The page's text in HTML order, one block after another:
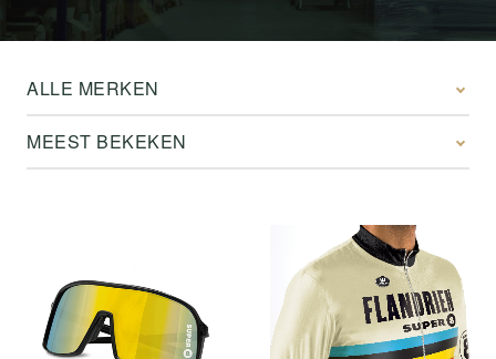
ALLE MERKEN
MEEST BEKEKEN